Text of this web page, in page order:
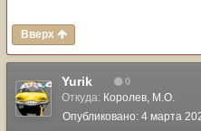
Вверх
Yurik 0
Откуда: Королев, М.О.
Опубликовано: 4 марта